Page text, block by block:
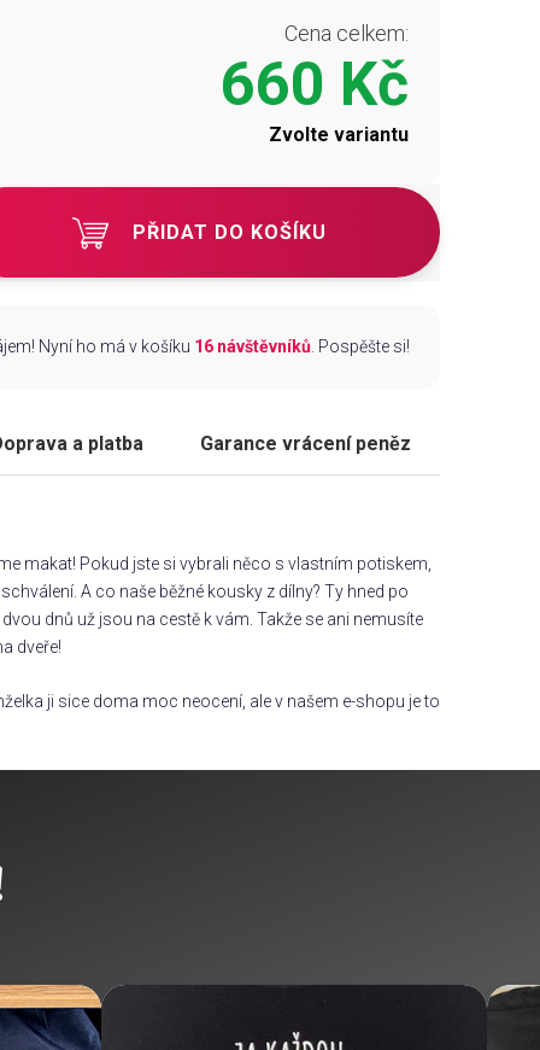
Cena celkem:
660 Kč
Zvolte variantu
PŘIDAT DO KOŠÍKU
Nyní ho má v košíku 16 návštěvníků. Pospěšte si!
a platba Garance vrácení peněz
makat! Pokud jste si vybrali něco s vlastním potiskem,
A co naše běžné kousky z dílny? Ty hned po
dnů už jsou na cestě k vám. Takže se ani nemusíte
dveře!
ji sice doma moc neocení, ale v našem e-shopu je to